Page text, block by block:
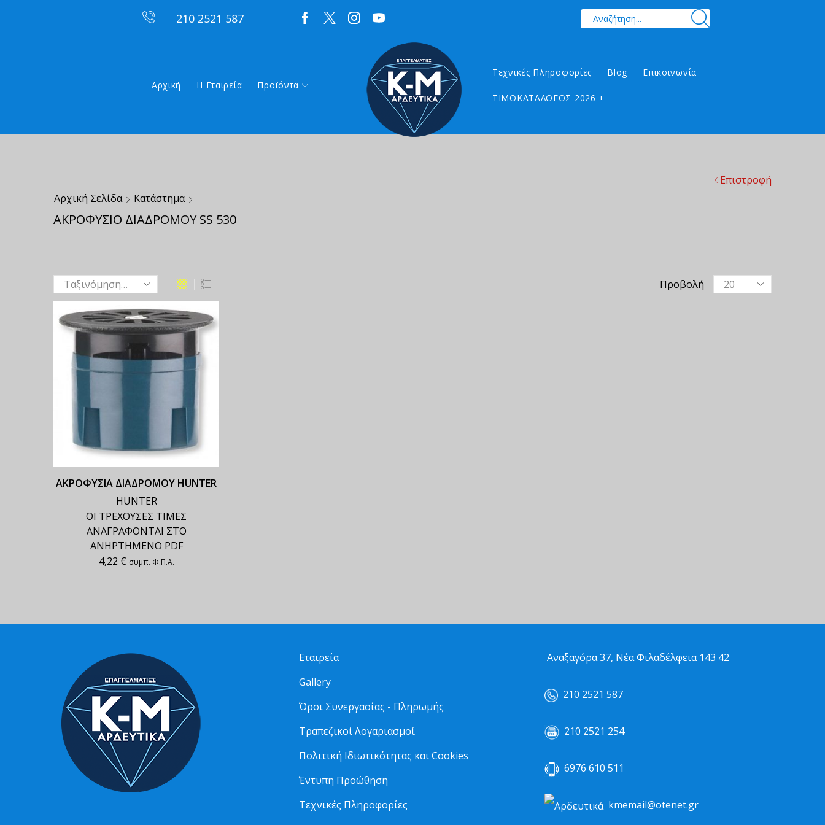
210 2521 587
Αρχική Η Εταιρεία Προϊόντα
Τεχνικές Πληροφορίες Blog Επικοινωνία
ΤΙΜΟΚΑΤΑΛΟΓΟΣ 2026 +
Αρχική Σελίδα Κατάστημα
ΑΚΡΟΦΥΣΙΟ ΔΙΑΔΡΟΜΟΥ SS 530
Επιστροφή
Προβολή
ΑΚΡΟΦΥΣΙΑ ΔΙΑΔΡΟΜΟΥ HUNTER
HUNTER
ΟΙ ΤΡΕΧΟΥΣΕΣ ΤΙΜΕΣ
ΑΝΑΓΡΑΦΟΝΤΑΙ ΣΤΟ
ΑΝΗΡΤΗΜΕΝΟ PDF
4,22 € συμπ. Φ.Π.Α.
Εταιρεία
Gallery
Όροι Συνεργασίας - Πληρωμής
Τραπεζικοί Λογαριασμοί
Πολιτική Ιδιωτικότητας και Cookies
Έντυπη Προώθηση
Τεχνικές Πληροφορίες
Αναξαγόρα 37, Νέα Φιλαδέλφεια 143 42
210 2521 587
210 2521 254
6976 610 511
kmemail@otenet.gr